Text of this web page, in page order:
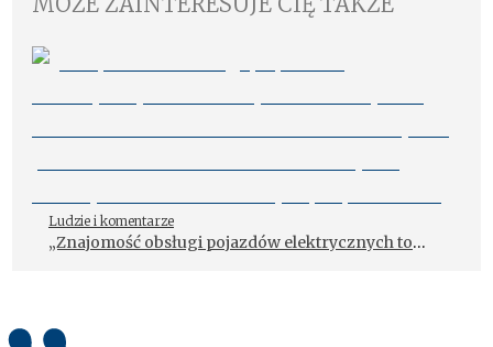
Ludzie i komentarze
„Znajomość obsługi pojazdów elektrycznych to
BCU